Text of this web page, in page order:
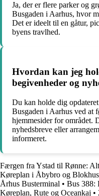
Ja, der er flere parker og
Busgaden i Aarhus, hvor
Det er ideelt til en gåtur,
byens travlhed.
Hvordan kan jeg
begivenheder og
Du kan holde dig
Busgaden i Aarhus ved at
hjemmesider for området.
nyhedsbreve eller
informeret.
Færgen fra Ystad til Rønne:
Køreplan i Åbybro og
Århus Busterminal • Bus 388:
Køreplan, Rute og Oceankaj •